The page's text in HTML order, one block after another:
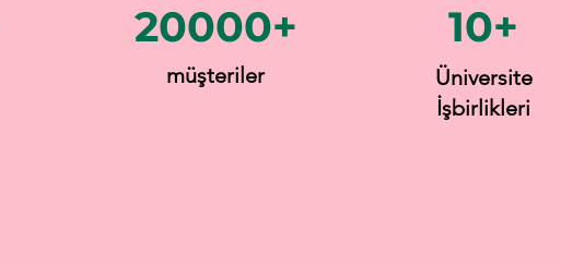
20000+
müşteriler
10+
Üniversite
İşbirlikleri